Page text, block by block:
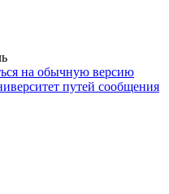
на обычную версию